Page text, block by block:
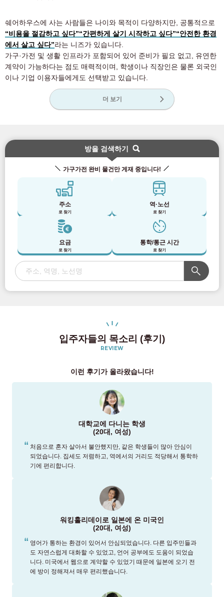
쉐어하우스에 사는 사람들은 나이와 목적이 다양하지만, 공통적으로
“비용을 절감하고 싶다”“간편하게 살기 시작하고 싶다”“안전한 환경
에서 살고 싶다”라는 니즈가 있습니다.
가구·가전 및 생활 인프라가 포함되어 있어 준비가 필요 없고, 유연한
계약이 가능하다는 점도 매력적이며, 학생이나 직장인은 물론 외국인
이나 기업 이용자들에게도 선택받고 있습니다.
더 보기
방을 검색하기
가구가전 완비 물건만 게재 중입니다!
주소
로 찾기
역·노선
로 찾기
요금
로 찾기
통학/통근 시간
로 찾기
입주자들의 목소리 (후기)
REVIEW
이런 후기가 올라왔습니다!
대학교에 다니는 학생
(20대, 여성)
처음으로 혼자 살아서 불안했지만, 같은 학생들이 많아 안심이
되었습니다. 집세도 저렴하고, 역에서의 거리도 적당해서 통학하
기에 편리합니다.
워킹홀리데이로 일본에 온 미국인
(20대, 여성)
영어가 통하는 환경이 있어서 안심되었습니다. 다른 입주민들과
도 자연스럽게 대화할 수 있었고, 언어 공부에도 도움이 되었습
니다. 미국에서 웹으로 계약할 수 있었기 때문에 일본에 오기 전
에 방이 정해져서 매우 편리했습니다.